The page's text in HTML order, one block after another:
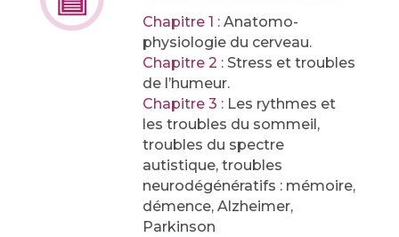
Chapitre 1 :Anatomo-
physiologie du cerveau.
Chapitre 2 : Stress et troubles
de l’humeur.
Chapitre 3 :Les rythmes et
les troubles du sommeil,
troubles du spectre
autistique, troubles
neurodégénératifs : mémoire,
démence, Alzheimer,
Parkinson